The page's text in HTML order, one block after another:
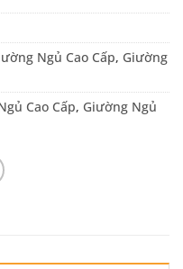
Ngủ Cao Cấp, Giường
Cao Cấp, Giường Ngủ